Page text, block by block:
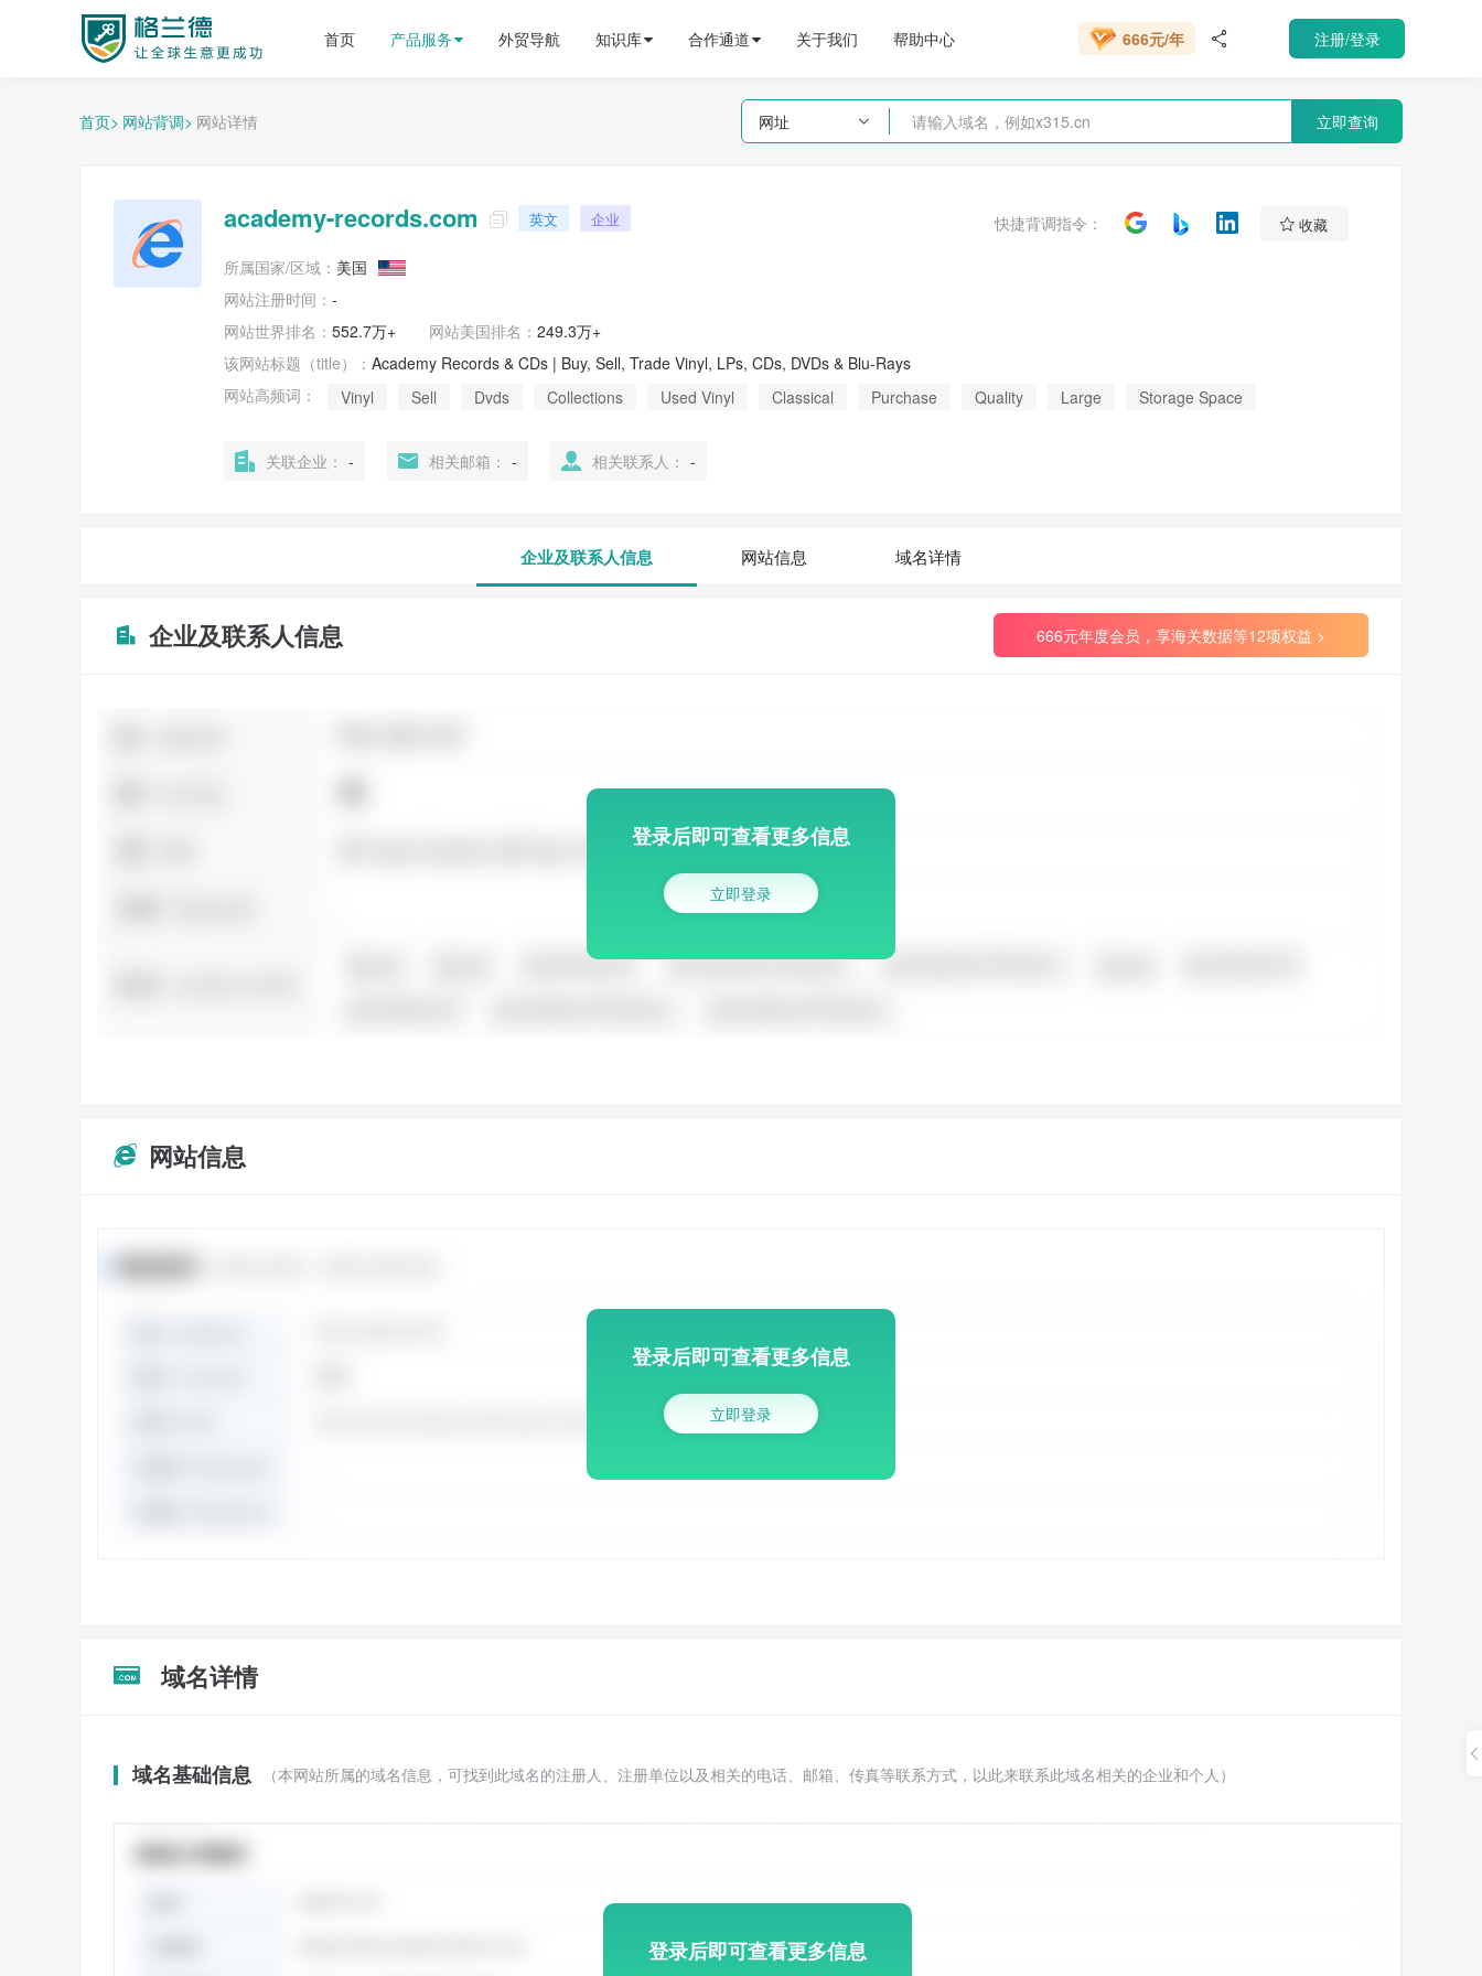
格兰德外贸获客平台 首页 产品服务 外贸导航 知识库 合作通道 关于我们 帮助中心
666元/年
 注册/登录
首页> 网站背调> 网站详情 网址  立即查询
academy-records.com  英文 企业 快捷背调指令： 收藏
所属国家/区域： 美国
网站注册时间： -
网站世界排名： 552.7万+ 网站美国排名： 249.3万+
该网站标题（title）： Academy Records & CDs | Buy, Sell, Trade Vinyl, LPs, CDs, DVDs & Blu-Rays
网站高频词：
Vinyl Sell Dvds Collections Used Vinyl Classical Purchase Quality Large Storage Space
关联企业： - 相关邮箱： - 相关联系人： -
企业及联系人信息 网站信息 域名详情
 企业及联系人信息 666元年度会员，享海关数据等12项权益 >
登录后即可查看更多信息
立即登录
 网站信息
登录后即可查看更多信息
立即登录
 域名详情
域名基础信息 （本网站所属的域名信息，可找到此域名的注册人、注册单位以及相关的电话、邮箱、传真等联系方式，以此来联系此域名相关的企业和个人）
登录后即可查看更多信息
